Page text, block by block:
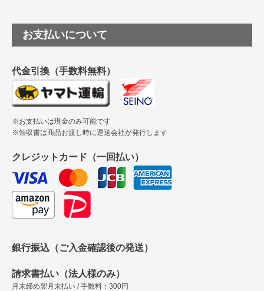
つや消し半透明ラベルのロールタイプはありますか？
縦420mm×横650mmの包装紙に適した紙はありますか？
ップ
お支払いについて
代金引換（手数料無料）
※お支払いは現金のみ可能です
※領収書は商品お渡し時に運送会社が発行します
クレジットカード（一回払い）
銀行振込（ご入金確認後の発送）
請求書払い（法人様のみ）
月末締め翌月末払い / 手数料：300円